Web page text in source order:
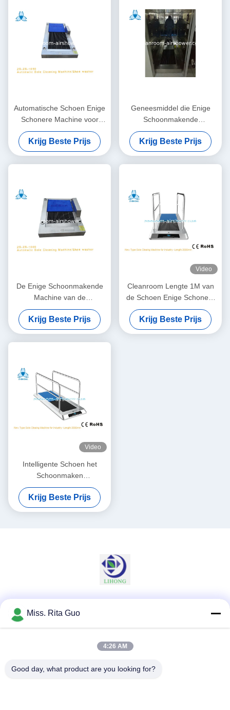
Automatische Schoen Enige
Schonere Machine voor
Chemische Industrie zonder
Handvat
Krijg Beste Prijs
Geneesmiddel die Enige
Schoonmakende
Machine/Wasmachine voor
Industriële Schoonmakende
Producten schoonmaken
Krijg Beste Prijs
De Enige Schoonmakende
Machine van de
waterbrandstof,
Schoenwasmachine voor
Schone Schoenzolen
Krijg Beste Prijs
Video
Cleanroom Lengte 1M van
de Schoen Enige Schonere
Machine voor Één Persoon
20W
Krijg Beste Prijs
Video
Intelligente Schoen het
Schoonmaken
Machinelengte 2M voor Vele
Mensenroestvrij staal 304
Krijg Beste Prijs
Miss. Rita Guo
4:26 AM
Good day, what product are you looking for?